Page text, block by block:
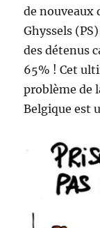
de nouveaux
Ghyssels
des détenus
65% ! Cet
problème de
Belgique est